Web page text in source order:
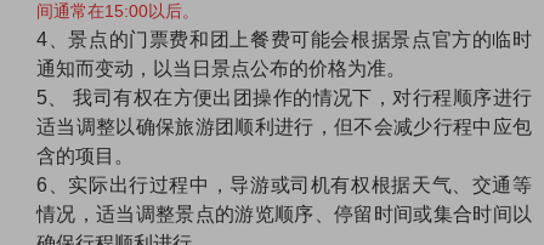
间通常在15:00以后。
4、景点的门票费和团上餐费可能会根据景点官方的临时
通知而变动，以当日景点公布的价格为准。
5、 我司有权在方便出团操作的情况下，对行程顺序进行
适当调整以确保旅游团顺利进行，但不会减少行程中应包
含的项目。
6、实际出行过程中，导游或司机有权根据天气、交通等
情况，适当调整景点的游览顺序、停留时间或集合时间以